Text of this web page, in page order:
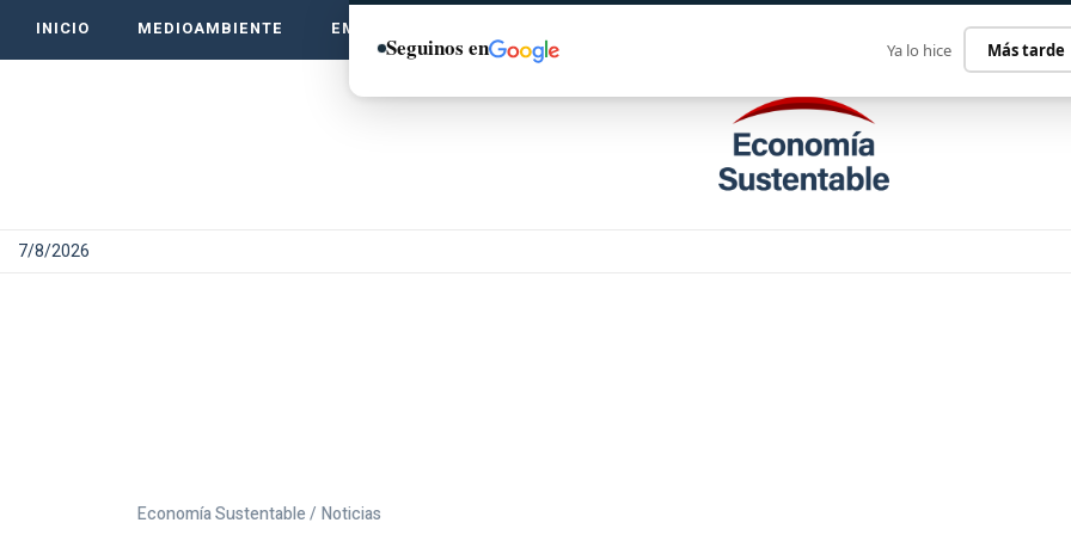
INICIO MEDIOAMBIENTE EMPRENDE VERDE
7/8/2026
Economía Sustentable / Noticias
Seguinos en Ya lo hice Más tarde